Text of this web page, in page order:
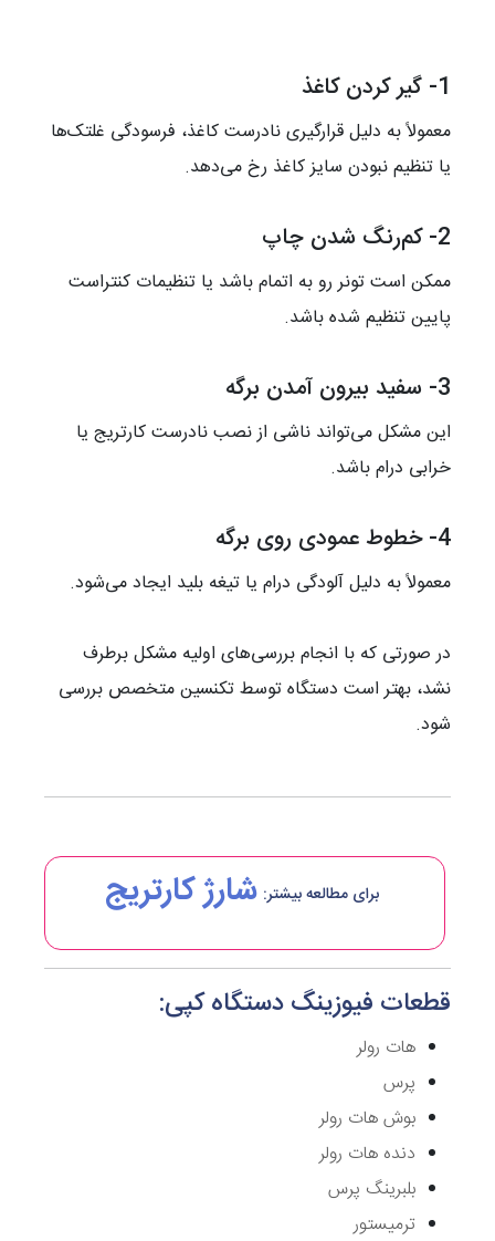
1- گیر کردن کاغذ
معمولاً به دلیل قرارگیری نادرست کاغذ، فرسودگی غلتک‌ها
یا تنظیم نبودن سایز کاغذ رخ می‌دهد.
2- کم‌رنگ شدن چاپ
ممکن است تونر رو به اتمام باشد یا تنظیمات کنتراست
پایین تنظیم شده باشد.
3- سفید بیرون آمدن برگه
این مشکل می‌تواند ناشی از نصب نادرست کارتریج یا
خرابی درام باشد.
4- خطوط عمودی روی برگه
معمولاً به دلیل آلودگی درام یا تیغه بلید ایجاد می‌شود.
در صورتی که با انجام بررسی‌های اولیه مشکل برطرف
نشد، بهتر است دستگاه توسط تکنسین متخصص بررسی
شود.
برای مطالعه بیشتر: شارژ کارتریج
قطعات فیوزینگ دستگاه کپی:
هات رولر
پرس
بوش هات رولر
دنده هات رولر
بلبرینگ پرس
ترمیستور